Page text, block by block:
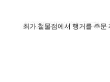
최가 철물점에서 행거를 주문